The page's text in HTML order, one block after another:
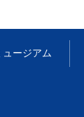
ュージアム